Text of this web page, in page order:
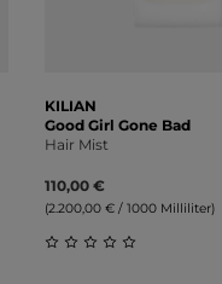
KILIAN
Good Girl Gone Bad
Hair Mist
110,00 €
(2.200,00 € / 1000 Milliliter)